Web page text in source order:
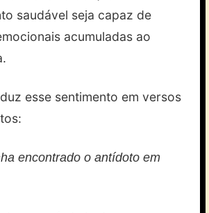
saudável seja capaz de
acumuladas ao
esse sentimento em versos
encontrado o antídoto em